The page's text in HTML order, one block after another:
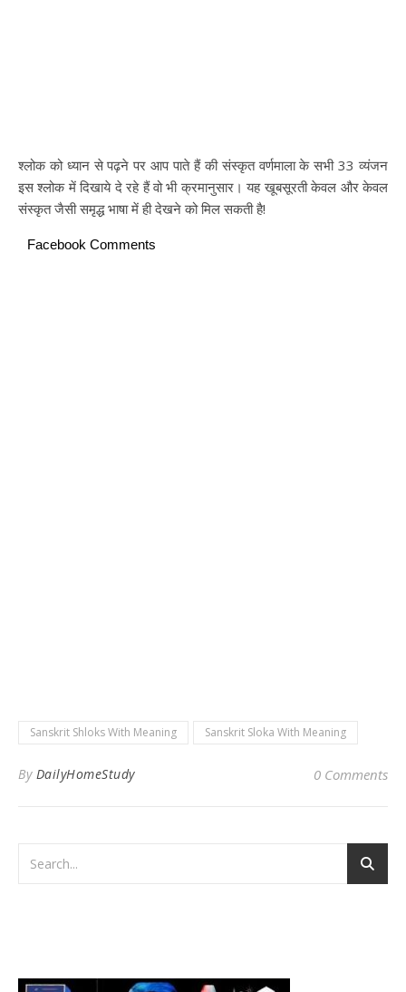
श्लोक को ध्यान से पढ़ने पर आप पाते हैं की संस्कृत वर्णमाला के सभी 33 व्यंजन
इस श्लोक में दिखाये दे रहे हैं वो भी क्रमानुसार। यह खूबसूरती केवल और केवल
संस्कृत जैसी समृद्ध भाषा में ही देखने को मिल सकती है!
Facebook Comments
Sanskrit Shloks With Meaning Sanskrit Sloka With Meaning
By DailyHomeStudy 0 Comments